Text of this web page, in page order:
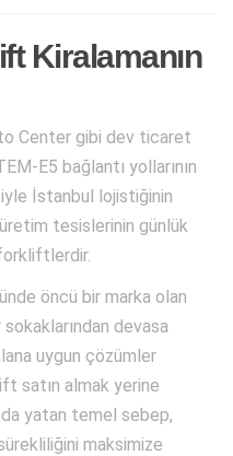
Kiralamanın
Center gibi dev ticaret
E5 bağlantı yollarının
İstanbul lojistiğinin
tesislerinin günlük
öncü bir marka olan
sokaklarından devasa
uygun çözümler
satın almak yerine
yatan temel sebep,
maksimize